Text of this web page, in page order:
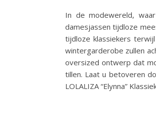
In de modewereld,
damesjassen tijdloze
tijdloze klassiekers
wintergarderobe zullen
oversized ontwerp dat
tillen. Laat u betoveren
LOLALIZA “Elynna”